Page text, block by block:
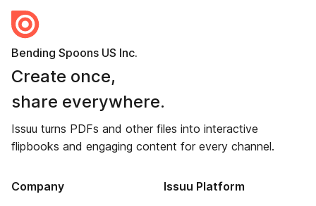
Bending Spoons US Inc.
Create once,
share everywhere.
Issuu turns PDFs and other files into interactive
flipbooks and engaging content for every channel.
Company Issuu Platform